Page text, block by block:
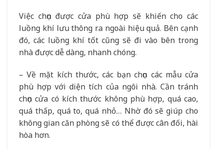
Việc chọn được cửa phù hợp sẽ khiến cho các
luồng khí lưu thông ra ngoài hiệu quả. Bên cạnh
đó, các luồng khí tốt cũng sẽ đi vào bên trong
nhà được dễ dàng, nhanh chóng.
– Về mặt kích thước, các bạn chọn các mẫu cửa
phù hợp với diện tích của ngôi nhà. Cần tránh
chọn cửa có kích thước không phù hợp, quá cao,
quá thấp, quá to, quá nhỏ… Nhờ đó sẽ giúp cho
không gian căn phòng sẽ có thể được cân đối, hài
hòa hơn.